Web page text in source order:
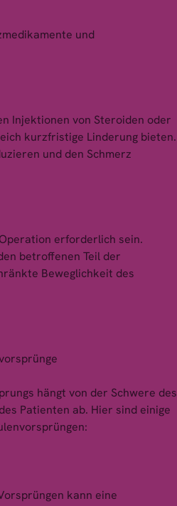
und
Injektionen von Steroiden oder
kurzfristige Linderung bieten.
und den Schmerz
erforderlich sein.
betroffenen Teil der
Beweglichkeit des
hängt von der Schwere des
Patienten ab. Hier sind einige
kann eine